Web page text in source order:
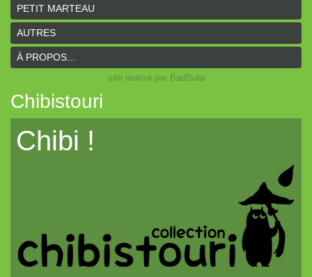
PETIT MARTEAU
AUTRES
À PROPOS...
site réalisé par BadButa
Chibistouri
Chibi !